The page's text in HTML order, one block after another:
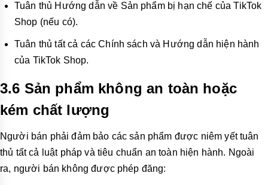
Tuân thủ Hướng dẫn về Sản phẩm bị hạn chế của TikTok
Shop (nếu có).
Tuân thủ tất cả các Chính sách và Hướng dẫn hiện hành
của TikTok Shop.
3.6 Sản phẩm không an toàn hoặc
kém chất lượng
Người bán phải đảm bảo các sản phẩm được niêm yết tuân
thủ tất cả luật pháp và tiêu chuẩn an toàn hiện hành. Ngoài
ra, người bán không được phép đăng: